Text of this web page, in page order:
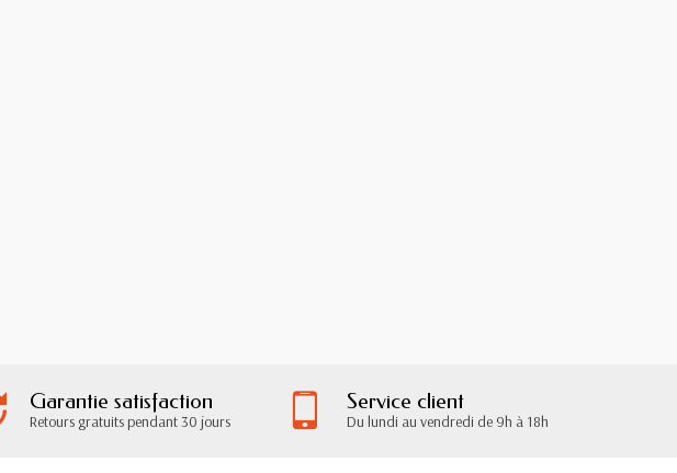
Garantie satisfaction
Retours gratuits pendant 30 jours
Service client
Du lundi au vendredi de 9h à 18h